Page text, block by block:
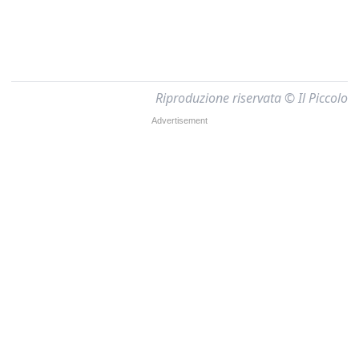
Riproduzione riservata © Il Piccolo